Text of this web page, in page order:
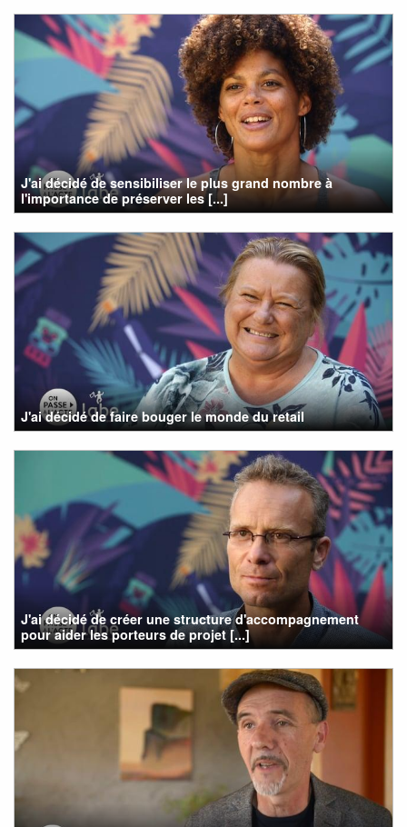
J'ai décidé de sensibiliser le plus grand nombre à
l'importance de préserver les [...]
J'ai décidé de faire bouger le monde du retail
J'ai décidé de créer une structure d'accompagnement
pour aider les porteurs de projet [...]